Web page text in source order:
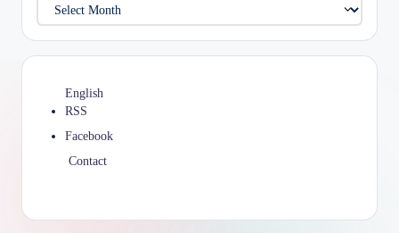
English
RSS
Facebook
Contact